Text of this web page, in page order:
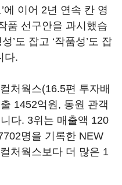
’에 이어 2년 연속 칸 영
품 선구안을 과시했습
’도 잡고 ‘작품성’도 잡
다.
처웍스(16.5편 투자배
1452억원 , 동원 관객
다. 3위는 매출액 120
명을 기록한 NEW
처웍스보다 더 많은 1